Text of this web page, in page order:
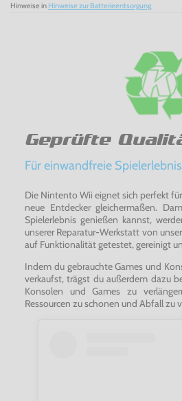
Hinweise in Hinweise zur Batterieentsorgung
Geprüfte
Für einwandfreie
Die Nintento Wii eignet sich perfekt
neue Entdecker gleichermaßen.
Spielerlebnis genießen kannst,
unserer Reparatur-Werkstatt von
auf Funktionalität getestet, gereinigt
Indem du gebrauchte Games und
verkaufst, trägst du außerdem dazu
Konsolen und Games zu
Ressourcen zu schonen und Abfall zu